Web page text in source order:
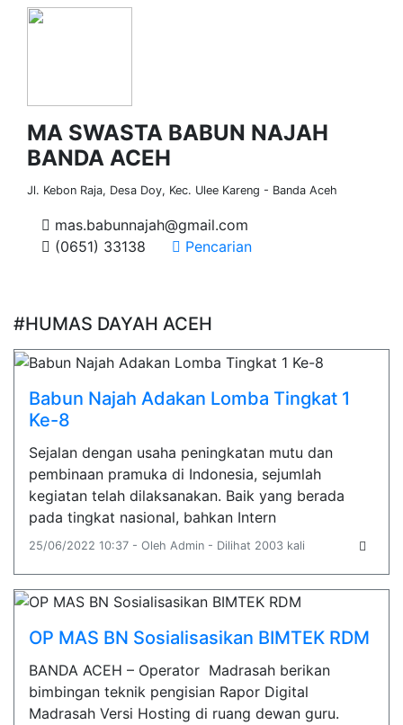
MA SWASTA BABUN NAJAH
BANDA ACEH
Jl. Kebon Raja, Desa Doy, Kec. Ulee Kareng - Banda Aceh
mas.babunnajah@gmail.com
(0651) 33138
Pencarian
#HUMAS DAYAH ACEH
Babun Najah Adakan Lomba Tingkat 1
Ke-8
Sejalan dengan usaha peningkatan mutu dan
pembinaan pramuka di Indonesia, sejumlah
kegiatan telah dilaksanakan. Baik yang berada
pada tingkat nasional, bahkan Intern
25/06/2022 10:37 - Oleh Admin - Dilihat 2003 kali
OP MAS BN Sosialisasikan BIMTEK RDM
BANDA ACEH – Operator Madrasah berikan
bimbingan teknik pengisian Rapor Digital
Madrasah Versi Hosting di ruang dewan guru.